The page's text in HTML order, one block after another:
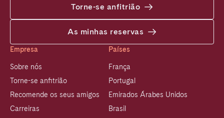
Torne-se anfitrião
As minhas reservas
Empresa
Sobre nós
Torne-se anfitrião
Recomende os seus amigos
Carreiras
Países
França
Portugal
Emirados Árabes Unidos
Brasil